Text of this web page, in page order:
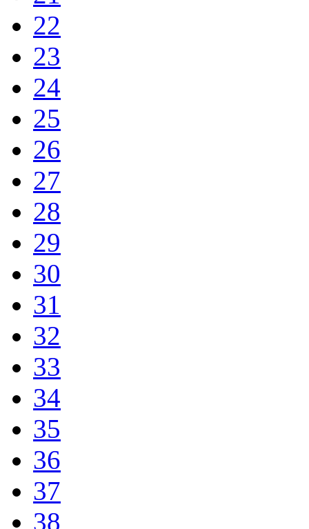
22
23
24
25
26
27
28
29
30
31
32
33
34
35
36
37
38